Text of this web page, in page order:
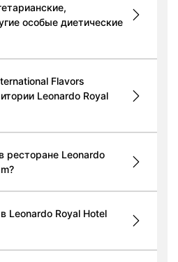
особые диетические
Flavors
Leonardo Royal
ресторане Leonardo
Leonardo Royal Hotel